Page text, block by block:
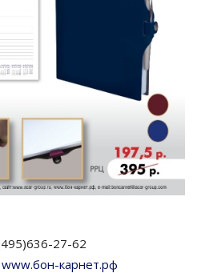
27-62
www.бон-карнет.рф